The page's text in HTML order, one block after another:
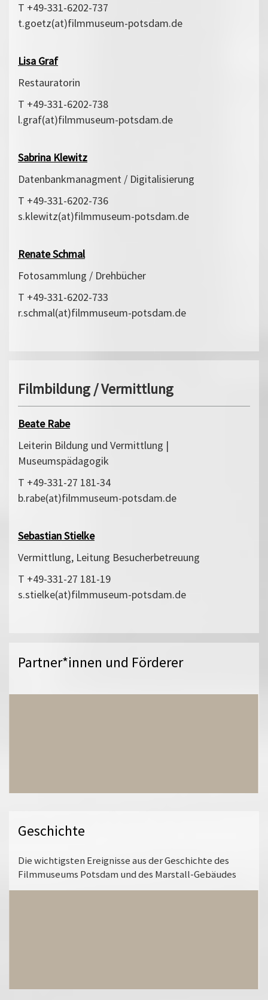
T +49-331-6202-737
t.goetz(at)filmmuseum-potsdam.de
Lisa Graf
Restauratorin
T +49-331-6202-738
l.graf(at)filmmuseum-potsdam.de
Sabrina Klewitz
Datenbankmanagment / Digitalisierung
T +49-331-6202-736
s.klewitz(at)filmmuseum-potsdam.de
Renate Schmal
Fotosammlung / Drehbücher
T +49-331-6202-733
r.schmal(at)filmmuseum-potsdam.de
Filmbildung / Vermittlung
Beate Rabe
Leiterin Bildung und Vermittlung |
Museumspädagogik
T +49-331-27 181-34
b.rabe(at)filmmuseum-potsdam.de
Sebastian Stielke
Vermittlung, Leitung Besucherbetreuung
T +49-331-27 181-19
s.stielke(at)filmmuseum-potsdam.de
Partner*innen und Förderer
Geschichte
Die wichtigsten Ereignisse aus der Geschichte des
Filmmuseums Potsdam und des Marstall-Gebäudes